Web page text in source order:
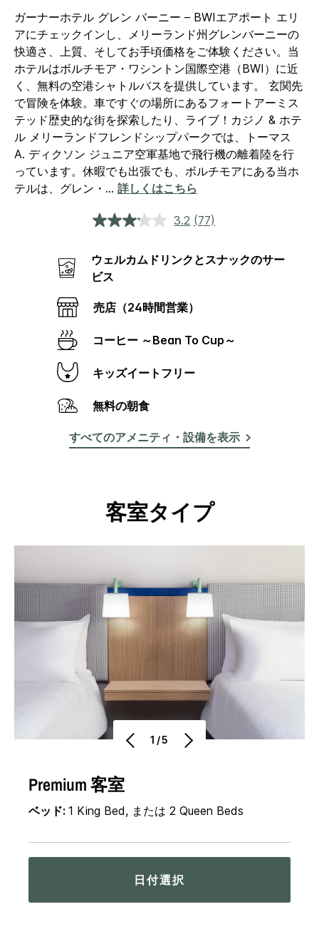
ガーナーホテル グレン バーニー – BWIエアポート エリ
アにチェックインし、メリーランド州グレンバーニーの
快適さ、上質、そしてお手頃価格をご体験ください。当
ホテルはボルチモア・ワシントン国際空港（BWI）に近
く、無料の空港シャトルバスを提供しています。
玄関先
で冒険を体験。車ですぐの場所にあるフォートアーミス
テッド歴史的な街を探索したり、ライブ！カジノ & ホテ
ル メリーランドフレンドシップパークでは、トーマス
A. ディクソン ジュニア空軍基地で飛行機の離着陸を行
っています。休暇でも出張でも、ボルチモアにある当ホ
テルは、グレン・ ... 詳しくはこちら
3.2 レ
ー
ー
リ
(77)
ウェルカムドリンクとスナックのサー
ビス
売店（24時間営業）
コーヒー ～Bean To Cup～
キッズイートフリー
無料の朝食
すべてのアメニティ・設備を表示
客室タイプ
1/5
Premium 客室
ベッド: 1 King Bed, または 2 Queen Beds
日付選択